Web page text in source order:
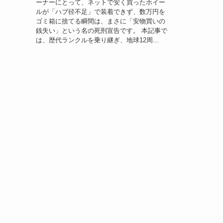
ーナーにとって、ネットで安く買ったホイー
ルが「ハブ径不足」で装着できず、数万円を
ゴミ箱に捨てる瞬間は、まさに「安物買いの
銭失い」という名の死刑宣告です。 本記事で
は、歴代ランクルを乗り継ぎ、地球12周...